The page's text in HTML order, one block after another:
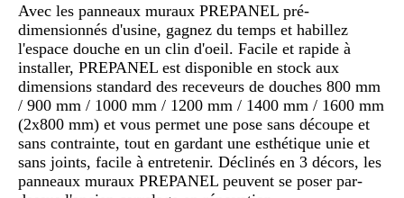
Avec les panneaux muraux PREPANEL pré-
dimensionnés d'usine, gagnez du temps et habillez
l'espace douche en un clin d'oeil. Facile et rapide à
installer, PREPANEL est disponible en stock aux
dimensions standard des receveurs de douches 800 mm
/ 900 mm / 1000 mm / 1200 mm / 1400 mm / 1600 mm
(2x800 mm) et vous permet une pose sans découpe et
sans contrainte, tout en gardant une esthétique unie et
sans joints, facile à entretenir. Déclinés en 3 décors, les
panneaux muraux PREPANEL peuvent se poser par-